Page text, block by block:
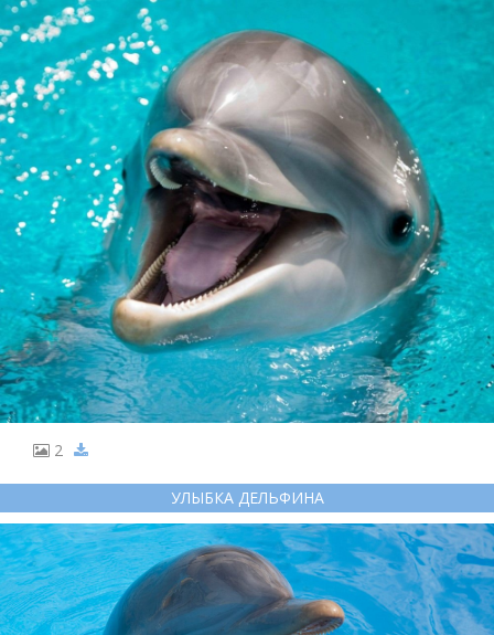
2
УЛЫБКА ДЕЛЬФИНА